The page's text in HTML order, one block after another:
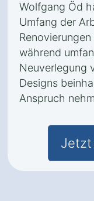
Wolfgang Öd
Umfang der
während
Neuverlegung
Designs
Anspruch
Jetzt